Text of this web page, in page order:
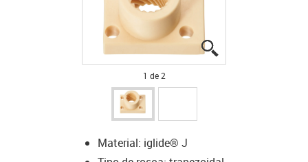
1 de 2
Material: iglide® J